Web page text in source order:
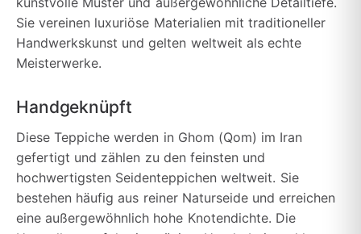
Sie vereinen luxuriöse Materialien mit traditioneller
Handwerkskunst und gelten weltweit als echte
Meisterwerke.
Handgeknüpft
Diese Teppiche werden in Ghom (Qom) im Iran
gefertigt und zählen zu den feinsten und
hochwertigsten Seidenteppichen weltweit. Sie
bestehen häufig aus reiner Naturseide und erreichen
eine außergewöhnlich hohe Knotendichte. Die